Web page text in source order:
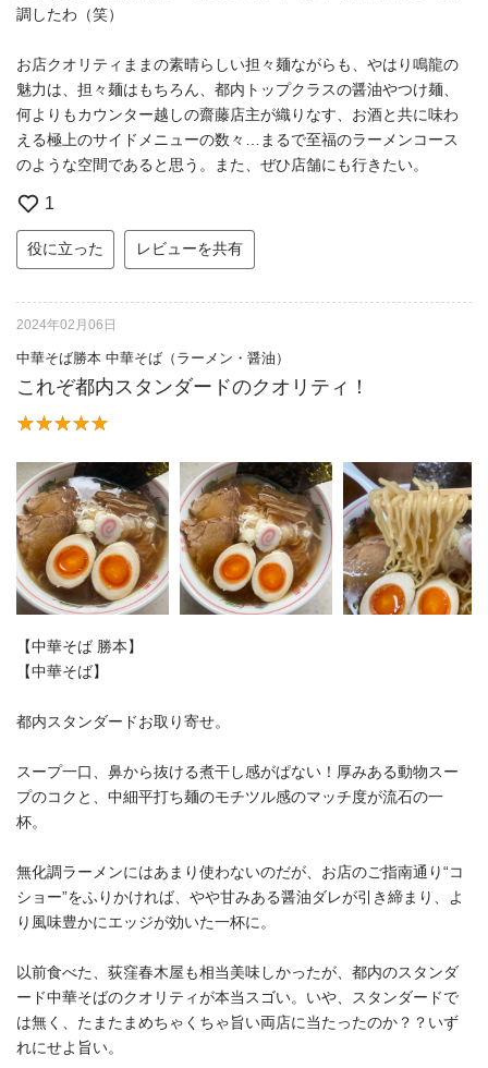
調したわ（笑）
お店クオリティままの素晴らしい担々麺ながらも、やはり鳴龍の
魅力は、担々麺はもちろん、都内トップクラスの醤油やつけ麺、
何よりもカウンター越しの齋藤店主が織りなす、お酒と共に味わ
える極上のサイドメニューの数々…まるで至福のラーメンコース
のような空間であると思う。また、ぜひ店舗にも行きたい。
1
役に立った レビューを共有
2024年02月06日
中華そば勝本 中華そば（ラーメン・醤油）
これぞ都内スタンダードのクオリティ！
【中華そば 勝本】
【中華そば】
都内スタンダードお取り寄せ。
スープ一口、鼻から抜ける煮干し感がぱない！厚みある動物スー
プのコクと、中細平打ち麺のモチツル感のマッチ度が流石の一
杯。
無化調ラーメンにはあまり使わないのだが、お店のご指南通り“コ
ショー”をふりかければ、やや甘みある醤油ダレが引き締まり、よ
り風味豊かにエッジが効いた一杯に。
以前食べた、荻窪春木屋も相当美味しかったが、都内のスタンダ
ード中華そばのクオリティが本当スゴい。いや、スタンダードで
は無く、たまたまめちゃくちゃ旨い両店に当たったのか？？いず
れにせよ旨い。